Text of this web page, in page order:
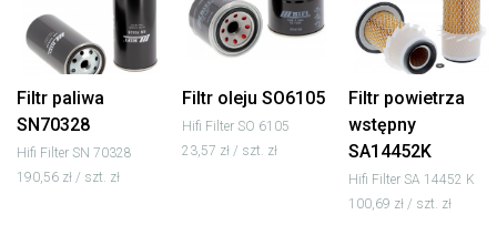
Filtr paliwa
SN70328
Hifi Filter SN 70328
190,56 zł / szt. zł
Filtr oleju SO6105
Hifi Filter SO 6105
23,57 zł / szt. zł
Filtr powietrza
wstępny
SA14452K
Hifi Filter SA 14452 K
100,69 zł / szt. zł